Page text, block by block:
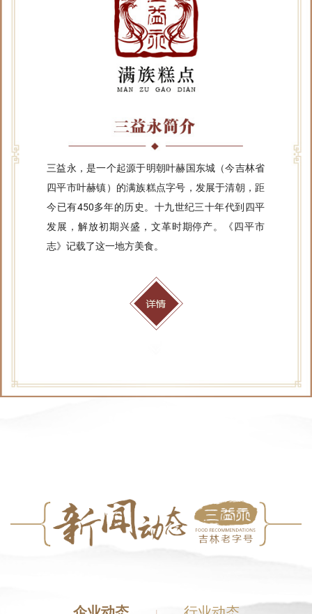
三益永，是一个起源于明朝叶赫国东城（今吉林省
四平市叶赫镇）的满族糕点字号，发展于清朝，距
今已有450多年的历史。十九世纪三十年代到四平
发展，解放初期兴盛，文革时期停产。《四平市
志》记载了这一地方美食。